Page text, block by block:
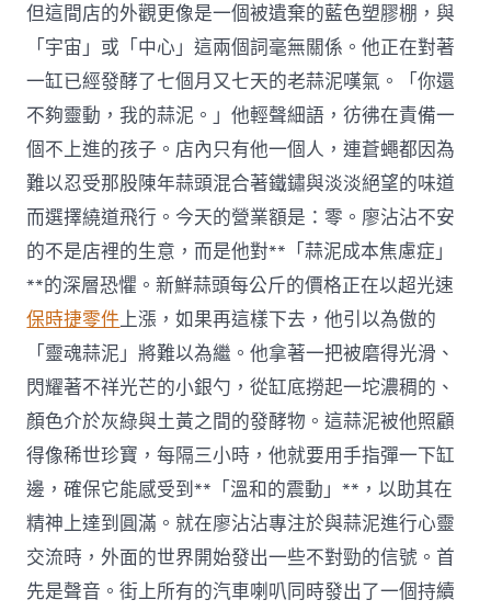
但這間店的外觀更像是一個被遺棄的藍色塑膠棚，與
「宇宙」或「中心」這兩個詞毫無關係。他正在對著
一缸已經發酵了七個月又七天的老蒜泥嘆氣。「你還
不夠靈動，我的蒜泥。」他輕聲細語，彷彿在責備一
個不上進的孩子。店內只有他一個人，連蒼蠅都因為
難以忍受那股陳年蒜頭混合著鐵鏽與淡淡絕望的味道
而選擇繞道飛行。今天的營業額是：零。廖沾沾不安
的不是店裡的生意，而是他對**「蒜泥成本焦慮症」
**的深層恐懼。新鮮蒜頭每公斤的價格正在以超光速
保時捷零件上漲，如果再這樣下去，他引以為傲的
「靈魂蒜泥」將難以為繼。他拿著一把被磨得光滑、
閃耀著不祥光芒的小銀勺，從缸底撈起一坨濃稠的、
顏色介於灰綠與土黃之間的發酵物。這蒜泥被他照顧
得像稀世珍寶，每隔三小時，他就要用手指彈一下缸
邊，確保它能感受到**「溫和的震動」**，以助其在
精神上達到圓滿。就在廖沾沾專注於與蒜泥進行心靈
交流時，外面的世界開始發出一些不對勁的信號。首
先是聲音。街上所有的汽車喇叭同時發出了一個持續